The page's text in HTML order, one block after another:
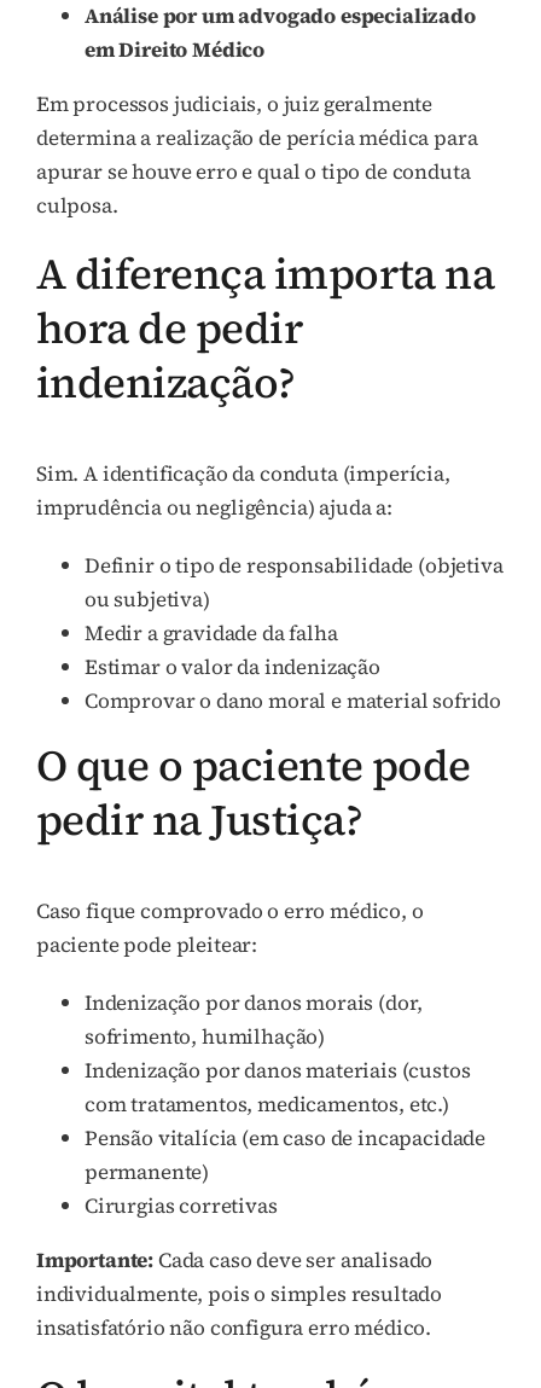
Análise por um advogado especializado
em Direito Médico
Em processos judiciais, o juiz geralmente
determina a realização de perícia médica para
apurar se houve erro e qual o tipo de conduta
culposa.
A diferença importa na
hora de pedir
indenização?
Sim. A identificação da conduta (imperícia,
imprudência ou negligência) ajuda a:
Definir o tipo de responsabilidade (objetiva
ou subjetiva)
Medir a gravidade da falha
Estimar o valor da indenização
Comprovar o dano moral e material sofrido
O que o paciente pode
pedir na Justiça?
Caso fique comprovado o erro médico, o
paciente pode pleitear:
Indenização por danos morais (dor,
sofrimento, humilhação)
Indenização por danos materiais (custos
com tratamentos, medicamentos, etc.)
Pensão vitalícia (em caso de incapacidade
permanente)
Cirurgias corretivas
Importante:Cada caso deve ser analisado
individualmente, pois o simples resultado
insatisfatório não configura erro médico.